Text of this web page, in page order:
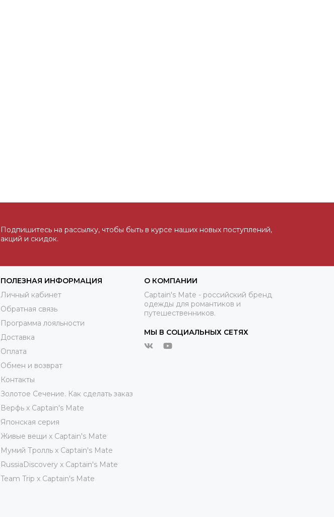
Подпишитесь на рассылку, чтобы быть в курсе наших новых поступлений,
акций и скидок.
ПОЛЕЗНАЯ ИНФОРМАЦИЯ
Личный кабинет
Обратная связь
Программа лояльности
Доставка
Оплата
Обмен и возврат
Контакты
Золотое Сечение. Как сделать заказ
Верфь х Captain's Mate
Японская серия
Живые вещи х Captain's Mate
Мумий Тролль х Сaptain's Mate
RussiaDiscovery x Captain's Mate
Team Trip x Captain's Mate
О КОМПАНИИ
Captain's Mate - российский бренд
одежды для романтиков и
путешественников.
МЫ В СОЦИАЛЬНЫХ СЕТЯХ